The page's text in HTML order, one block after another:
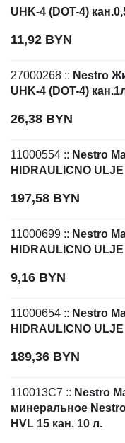
UHK-4 (DOT-4)
11,92 BYN
27000268 :: Nestro
UHK-4 (DOT-4)
26,38 BYN
11000554 :: Nestro
HIDRAULICNO
197,58 BYN
11000699 :: Nestro
HIDRAULICNO
9,16 BYN
11000654 :: Nestro
HIDRAULICNO
189,36 BYN
110013C7 :: Nestro
минеральное
HVL 15 кан. 10 л.